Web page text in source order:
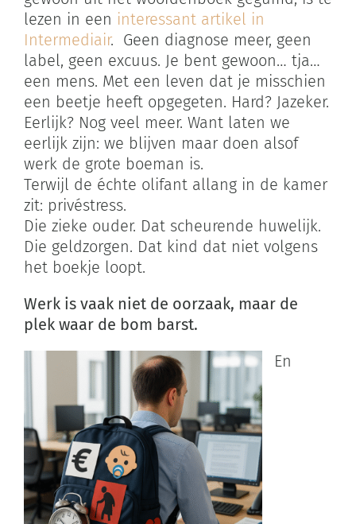
lezen in een interessant artikel in
Intermediair. Geen diagnose meer, geen
label, geen excuus. Je bent gewoon… tja…
een mens. Met een leven dat je misschien
een beetje heeft opgegeten. Hard? Jazeker.
Eerlijk? Nog veel meer. Want laten we
eerlijk zijn: we blijven maar doen alsof
werk de grote boeman is.
Terwijl de échte olifant allang in de kamer
zit: privéstress.
Die zieke ouder. Dat scheurende huwelijk.
Die geldzorgen. Dat kind dat niet volgens
het boekje loopt.
Werk is vaak niet de oorzaak, maar de
plek waar de bom barst.
En